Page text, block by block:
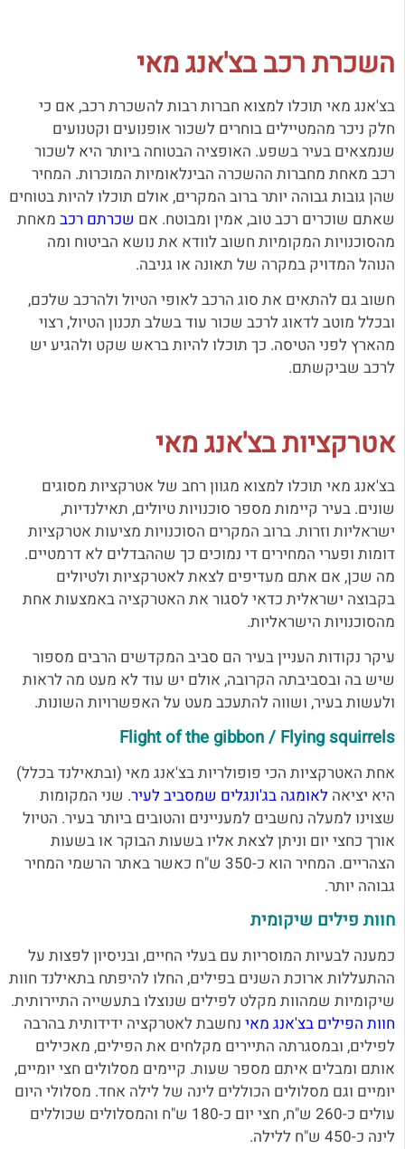
השכרת רכב בצ'אנג מאי
בצ'אנג מאי תוכלו למצוא חברות רבות להשכרת רכב, אם כי
חלק ניכר מהמטיילים בוחרים לשכור אופנועים וקטנועים
שנמצאים בעיר בשפע. האופציה הבטוחה ביותר היא לשכור
רכב מאחת מחברות ההשכרה הבינלאומיות המוכרות. המחיר
שהן גובות גבוהה יותר ברוב המקרים, אולם תוכלו להיות בטוחים
שאתם שוכרים רכב טוב, אמין ומבוטח. אם שכרתם רכב מאחת
מהסוכנויות המקומיות חשוב לוודא את נושא הביטוח ומה
הנוהל המדויק במקרה של תאונה או גניבה.
חשוב גם להתאים את סוג הרכב לאופי הטיול ולהרכב שלכם,
ובכלל מוטב לדאוג לרכב שכור עוד בשלב תכנון הטיול, רצוי
מהארץ לפני הטיסה. כך תוכלו להיות בראש שקט ולהגיע יש
לרכב שביקשתם.
אטרקציות בצ'אנג מאי
בצ'אנג מאי תוכלו למצוא מגוון רחב של אטרקציות מסוגים
שונים. בעיר קיימות מספר סוכנויות טיולים, תאילנדיות,
ישראליות וזרות. ברוב המקרים הסוכנויות מציעות אטרקציות
דומות ופערי המחירים די נמוכים כך שההבדלים לא דרמטיים.
מה שכן, אם אתם מעדיפים לצאת לאטרקציות ולטיולים
בקבוצה ישראלית כדאי לסגור את האטרקציה באמצעות אחת
מהסוכנויות הישראליות.
עיקר נקודות העניין בעיר הם סביב המקדשים הרבים מספור
שיש בה ובסביבתה הקרובה, אולם יש עוד לא מעט מה לראות
ולעשות בעיר, ושווה להתעכב מעט על האפשרויות השונות.
Flight of the gibbon / Flying squirrels
אחת האטרקציות הכי פופולריות בצ'אנג מאי (ובתאילנד בכלל)
היא יציאה לאומגה בג'ונגלים שמסביב לעיר. שני המקומות
שצוינו למעלה נחשבים למעניינים והטובים ביותר בעיר. הטיול
אורך כחצי יום וניתן לצאת אליו בשעות הבוקר או בשעות
הצהריים. המחיר הוא כ-350 ש"ח כאשר באתר הרשמי המחיר
גבוהה יותר.
חוות פילים שיקומית
כמענה לבעיות המוסריות עם בעלי החיים, ובניסיון לפצות על
ההתעללות ארוכת השנים בפילים, החלו להיפתח בתאילנד חוות
שיקומיות שמהוות מקלט לפילים שנוצלו בתעשייה התיירותית.
חוות הפילים בצ'אנג מאי נחשבת לאטרקציה ידידותית בהרבה
לפילים, ובמסגרתה התיירים מקלחים את הפילים, מאכילים
אותם ומבלים איתם מספר שעות. קיימים מסלולים חצי יומיים,
יומיים וגם מסלולים הכוללים לינה של לילה אחד. מסלולי היום
עולים כ-260 ש"ח, חצי יום כ-180 ש"ח והמסלולים שכוללים
לינה כ-450 ש"ח ללילה.